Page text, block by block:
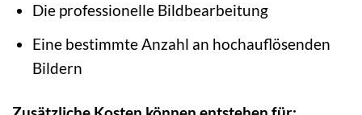
Die professionelle Bildbearbeitung
Eine bestimmte Anzahl an hochauflösenden
Bildern